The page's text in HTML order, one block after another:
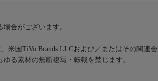
合がございます。
米国TiVo Brands LLCおよび／またはその関連
る素材の無断複写・転載を禁じます。